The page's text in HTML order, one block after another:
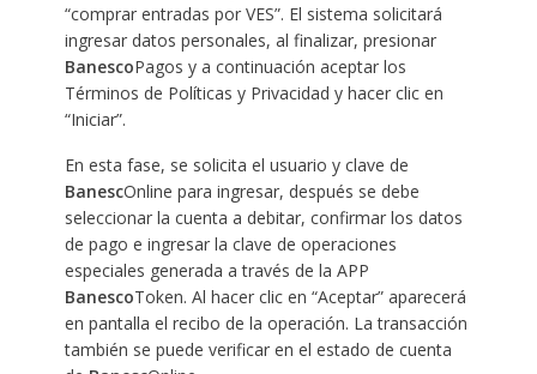
“comprar entradas por VES”. El sistema solicitará
ingresar datos personales, al finalizar, presionar
BanescoPagos y a continuación aceptar los
Términos de Políticas y Privacidad y hacer clic en
“Iniciar”.
En esta fase, se solicita el usuario y clave de
BanescOnline para ingresar, después se debe
seleccionar la cuenta a debitar, confirmar los datos
de pago e ingresar la clave de operaciones
especiales generada a través de la APP
BanescoToken. Al hacer clic en “Aceptar” aparecerá
en pantalla el recibo de la operación. La transacción
también se puede verificar en el estado de cuenta